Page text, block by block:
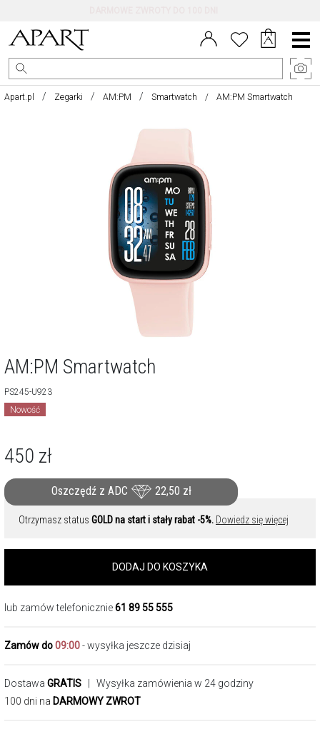
Menu
główne
Apart.pl Zegarki AM:PM Smartwatch AM:PM Smartwatch
AM:PM Smartwatch
PS245-U923
Nowość
450 zł
Oszczędź z ADC 22,50 zł
Otrzymasz status GOLD na start i stały rabat -5%. Dowiedz się więcej
DODAJ DO KOSZYKA
lub zamów telefonicznie61 89 55 555
Zamów do09:00- wysyłka jeszcze dzisiaj
Dostawa GRATIS | Wysyłka zamówienia w 24 godziny
100 dni na DARMOWY ZWROT